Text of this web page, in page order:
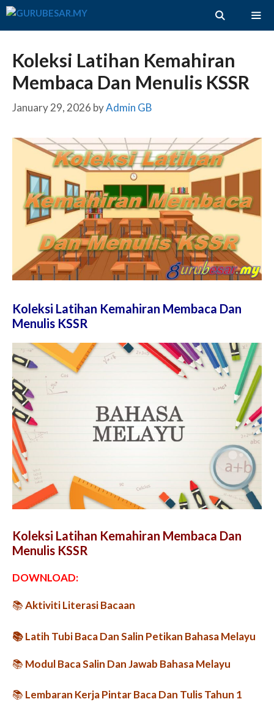
Skip
Koleksi Latihan Kemahiran
Membaca Dan Menulis KSSR
January 29, 2026 byAdmin GB
Koleksi Latihan Kemahiran Membaca Dan
Menulis KSSR
Koleksi Latihan Kemahiran Membaca Dan
Menulis KSSR
DOWNLOAD:
📚Aktiviti Literasi Bacaan
📚Latih Tubi Baca Dan Salin Petikan Bahasa Melayu
📚 Modul Baca Salin Dan Jawab Bahasa Melayu
📚 Lembaran Kerja Pintar Baca Dan Tulis Tahun 1